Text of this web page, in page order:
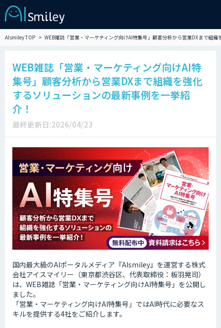
AIsmiley TOP WEB雑誌「営業・マーケティング向けAI特集号」顧客分析から営業DXまで組
WEB雑誌「営業・マーケティング向けAI特
集号」顧客分析から営業DXまで組織を強化
するソリューションの最新事例を一挙紹
介！
最終更新日:2026/04/23
国内最大級のAIポータルメディア『AIsmiley』を運営する株式
会社アイスマイリー（東京都渋谷区、代表取締役：板羽晃司）
は、WEB雑誌「営業・マーケティング向けAI特集号」を公開し
ました。
「営業・マーケティング向けAI特集号」ではAI時代に必要なス
キルを提供する4社をご紹介します。